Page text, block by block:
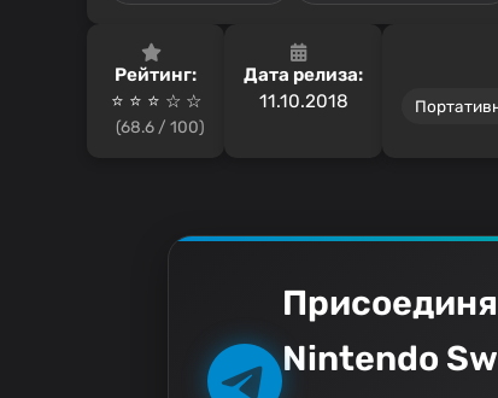
Рейтинг:
⭐ ⭐ ⭐ ☆ ☆
(68.6 / 100)
Дата релиза:
11.10.2018
Nintendo